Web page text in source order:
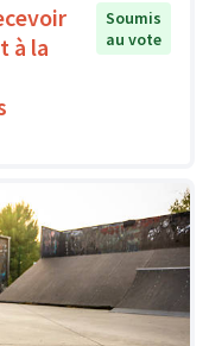
à la
Soumis
au vote